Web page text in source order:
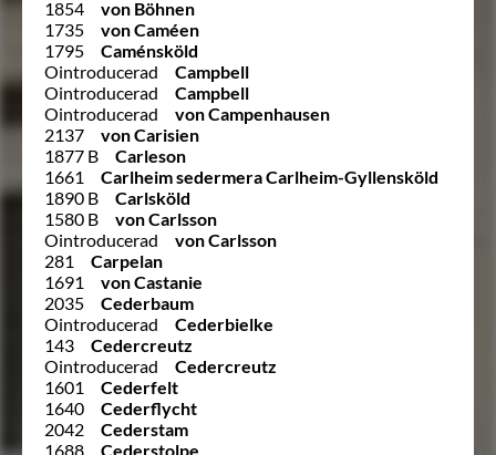
1854
von Böhnen
1735
von Caméen
1795
Caménsköld
Ointroducerad
Campbell
Ointroducerad
Campbell
Ointroducerad
von Campenhausen
2137
von Carisien
1877 B
Carleson
1661
Carlheim sedermera Carlheim-Gyllensköld
1890 B
Carlsköld
1580 B
von Carlsson
Ointroducerad
von Carlsson
281
Carpelan
1691
von Castanie
2035
Cederbaum
Ointroducerad
Cederbielke
143
Cedercreutz
Ointroducerad
Cedercreutz
1601
Cederfelt
1640
Cederflycht
2042
Cederstam
1688
Cederstolpe